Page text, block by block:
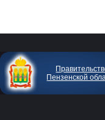
Пензенской